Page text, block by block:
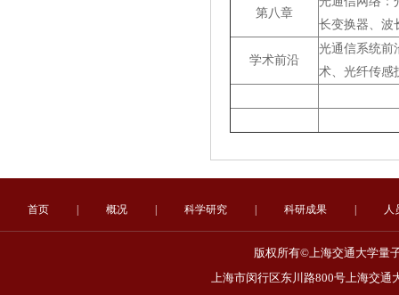
第八章
长变换器、波
学术前沿
光通信系统前
术、光纤传感
首页 概况 科学研究 科研成果 人
版权所有©上海交通大学量
上海市闵行区东川路800号上海交通